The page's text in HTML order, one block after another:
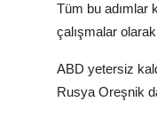
Tüm bu adımlar
çalışmalar
ABD yetersiz
Rusya Oreşnik